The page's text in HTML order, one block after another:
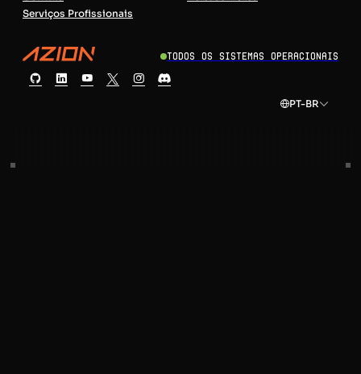
Serviços Profissionais
Todos os sistemas operacionais
PT-BR